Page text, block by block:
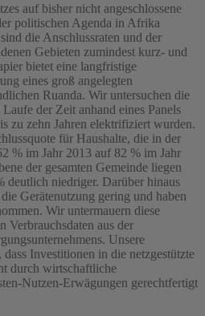
auf bisher nicht angeschlossene
politischen Agenda in Afrika
die Anschlussraten und der
Gebieten zumindest kurz- und
bietet eine langfristige
eines groß angelegten
Ruanda. Wir untersuchen die
der Zeit anhand eines Panels
zu zehn Jahren elektrifiziert wurden.
für Haushalte, die in der
% im Jahr 2013 auf 82 % im Jahr
der gesamten Gemeinde liegen
deutlich niedriger. Darüber hinaus
Gerätenutzung gering und haben
Wir untermauern diese
Verbrauchsdaten aus der
Unsere
Investitionen in die netzgestützte
durch wirtschaftliche
Nutzen-Erwägungen gerechtfertigt